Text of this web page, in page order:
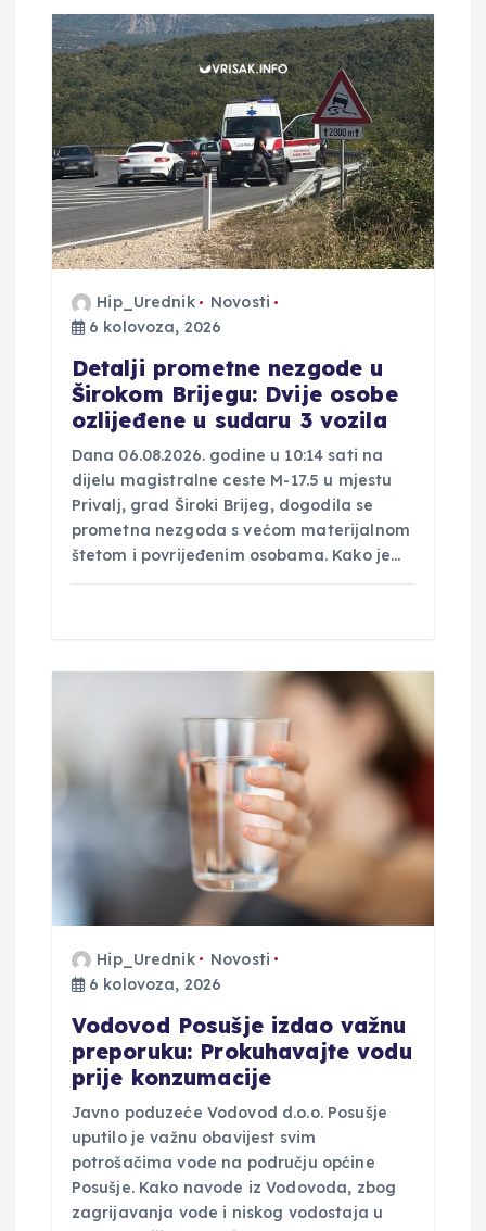
a
o
b
a
Hip_Urednik
Novosti
6 kolovoza, 2026
Detalji prometne nezgode u
Širokom Brijegu: Dvije osobe
ozlijeđene u sudaru 3 vozila
Dana 06.08.2026. godine u 10:14 sati na
dijelu magistralne ceste M-17.5 u mjestu
Privalj, grad Široki Brijeg, dogodila se
prometna nezgoda s većom materijalnom
štetom i povrijeđenim osobama. Kako je…
Hip_Urednik
Novosti
6 kolovoza, 2026
Vodovod Posušje izdao važnu
preporuku: Prokuhavajte vodu
prije konzumacije
Javno poduzeće Vodovod d.o.o. Posušje
uputilo je važnu obavijest svim
potrošačima vode na području općine
Posušje. Kako navode iz Vodovoda, zbog
zagrijavanja vode i niskog vodostaja u